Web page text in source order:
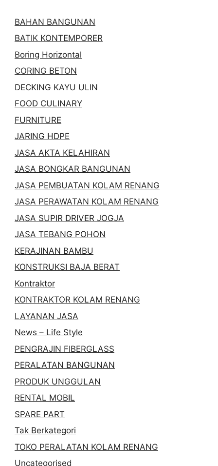
BAHAN BANGUNAN
BATIK KONTEMPORER
Boring Horizontal
CORING BETON
DECKING KAYU ULIN
FOOD CULINARY
FURNITURE
JARING HDPE
JASA AKTA KELAHIRAN
JASA BONGKAR BANGUNAN
JASA PEMBUATAN KOLAM RENANG
JASA PERAWATAN KOLAM RENANG
JASA SUPIR DRIVER JOGJA
JASA TEBANG POHON
KERAJINAN BAMBU
KONSTRUKSI BAJA BERAT
Kontraktor
KONTRAKTOR KOLAM RENANG
LAYANAN JASA
News – Life Style
PENGRAJIN FIBERGLASS
PERALATAN BANGUNAN
PRODUK UNGGULAN
RENTAL MOBIL
SPARE PART
Tak Berkategori
TOKO PERALATAN KOLAM RENANG
Uncategorised